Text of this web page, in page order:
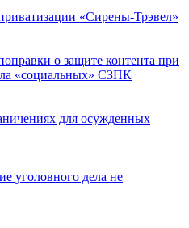
«Сирены-Трэвел»
о защите контента при
«социальных» СЗПК
для осужденных
уголовного дела не